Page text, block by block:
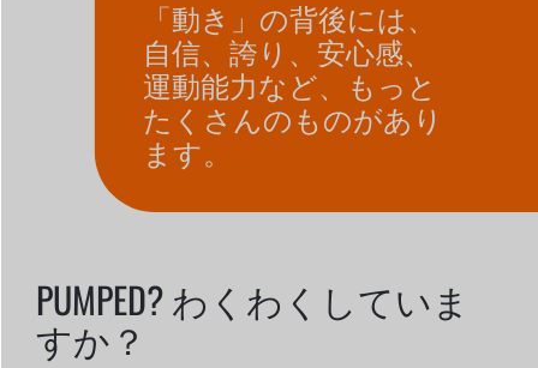
「動き」の背後には、
自信、誇り、安心感、
運動能力など、もっと
たくさんのものがあり
ます。
PUMPED? わくわくしていま
すか？